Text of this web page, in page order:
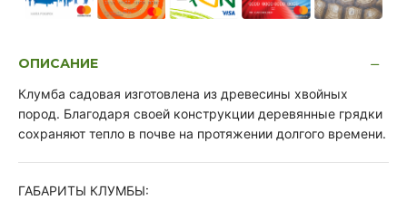
ОПИСАНИЕ
Клумба садовая изготовлена из древесины хвойных
пород. Благодаря своей конструкции деревянные грядки
сохраняют тепло в почве на протяжении долгого времени.
ГАБАРИТЫ КЛУМБЫ: